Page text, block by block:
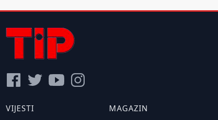
VIJESTI
MAGAZIN